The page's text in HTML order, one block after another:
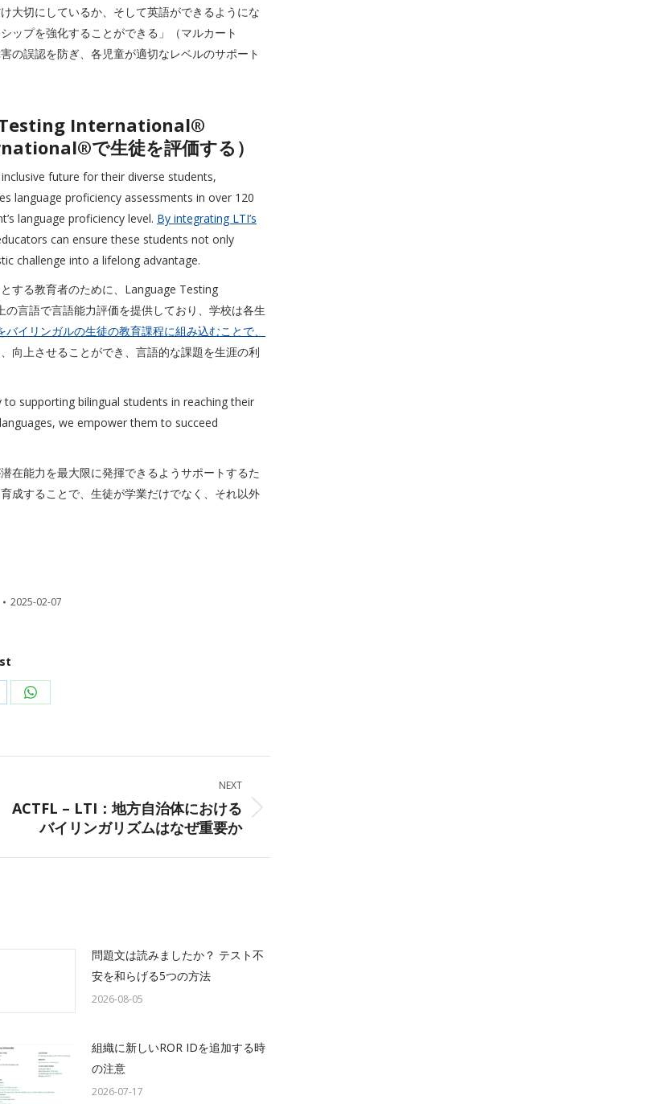
大切にしているか、そして英語ができるようにな
ップを強化することができる」（マルカート
の誤認を防ぎ、各児童が適切なレベルのサポート
International®
で生徒を評価する）
future for their diverse students,
language proficiency assessments in over 120
language proficiency level. By integrating LTI’s
can ensure these students not only
challenge into a lifelong advantage.
する教育者のために、Language Testing
言語で言語能力評価を提供しており、学校は各生
バイリンガルの生徒の教育課程に組み込むことで、
向上させることができ、言語的な課題を生涯の利
supporting bilingual students in reaching their
we empower them to succeed
在能力を最大限に発揮できるようサポートするた
成することで、生徒が学業だけでなく、それ以外
2025-02-07
Share
WhatsApp
NEXT
Next
ACTFL – LTI：地方自治体における
バイリンガリズムはなぜ重要か
問題文は読みましたか？ テスト不
安を和らげる5つの方法
2026-08-05
組織に新しいROR IDを追加する時
の注意
2026-07-17